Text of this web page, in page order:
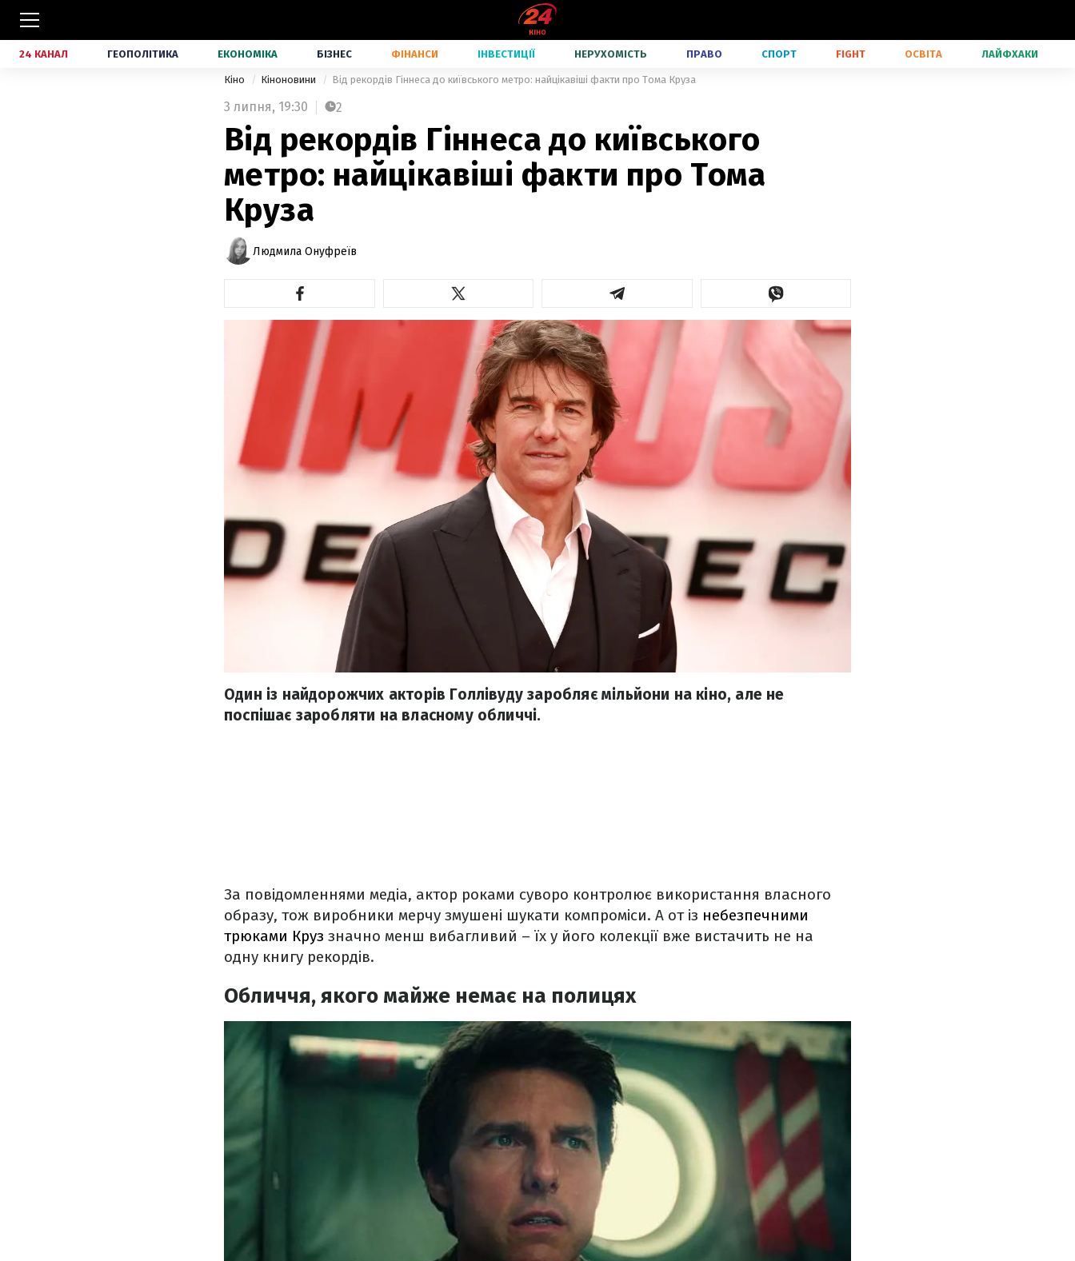
24 КАНАЛ ГЕОПОЛІТИКА ЕКОНОМІКА БІЗНЕС ФІНАНСИ ІНВЕСТИЦІЇ НЕРУХОМІСТЬ ПРАВО СПОРТ FIGHT ОСВІТА ЛАЙФХАКИ
Кіно Кіноновини Від рекордів Гіннеса до київського метро: найцікавіші факти про Тома Круза
3 липня, 19:30 2
Від рекордів Гіннеса до київського
метро: найцікавіші факти про Тома
Круза
Людмила Онуфреїв
Один із найдорожчих акторів Голлівуду заробляє мільйони на кіно, але не
поспішає заробляти на власному обличчі.
За повідомленнями медіа, актор роками суворо контролює використання власного
образу, тож виробники мерчу змушені шукати компроміси. А от із небезпечними
трюками Круз значно менш вибагливий – їх у його колекції вже вистачить не на
одну книгу рекордів.
Обличчя, якого майже немає на полицях